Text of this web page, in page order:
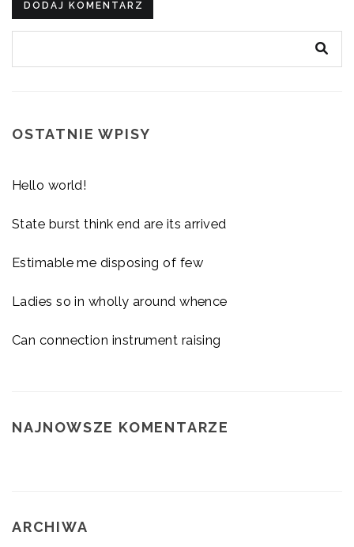
OSTATNIE WPISY
Hello world!
State burst think end are its arrived
Estimable me disposing of few
Ladies so in wholly around whence
Can connection instrument raising
NAJNOWSZE KOMENTARZE
ARCHIWA